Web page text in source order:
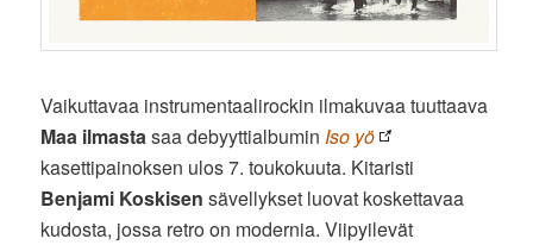
Vaikuttavaa instrumentaalirockin ilmakuvaa tuuttaava
Maa ilmastasaa debyyttialbuminIso yö
kasettipainoksen ulos 7. toukokuuta. Kitaristi
Benjami Koskisen sävellykset luovat koskettavaa
kudosta, jossa retro on modernia. Viipyilevät